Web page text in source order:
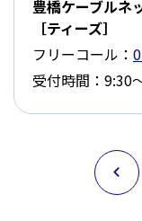
豊橋ケーブルネ
［ティーズ］
フリーコール：
受付時間：9:30